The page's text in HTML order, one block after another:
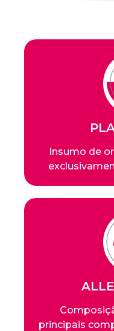
Insumo de
principais